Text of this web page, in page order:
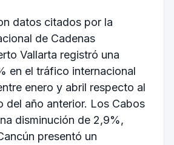
datos citados por la
de Cadenas
Vallarta registró una
en el tráfico internacional
enero y abril respecto al
del año anterior. Los Cabos
disminución de 2,9%,
presentó un